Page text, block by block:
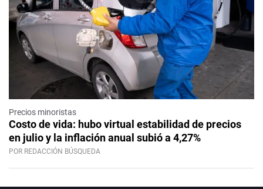
Precios minoristas
Costo de vida: hubo virtual estabilidad de precios
en julio y la inflación anual subió a 4,27%
POR REDACCIÓN BÚSQUEDA